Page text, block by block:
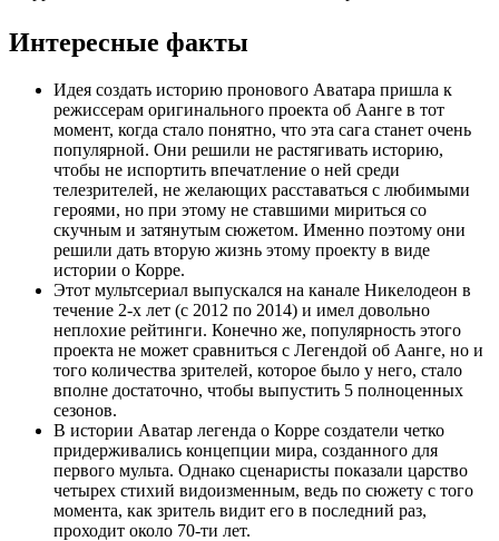
Интересные факты
Идея создать историю пронового Аватара пришла к
режиссерам оригинального проекта об Аанге в тот
момент, когда стало понятно, что эта сага станет очень
популярной. Они решили не растягивать историю,
чтобы не испортить впечатление о ней среди
телезрителей, не желающих расставаться с любимыми
героями, но при этому не ставшими мириться со
скучным и затянутым сюжетом. Именно поэтому они
решили дать вторую жизнь этому проекту в виде
истории о Корре.
Этот мультсериал выпускался на канале Никелодеон в
течение 2-х лет (с 2012 по 2014) и имел довольно
неплохие рейтинги. Конечно же, популярность этого
проекта не может сравниться с Легендой об Аанге, но и
того количества зрителей, которое было у него, стало
вполне достаточно, чтобы выпустить 5 полноценных
сезонов.
В истории Аватар легенда о Корре создатели четко
придерживались концепции мира, созданного для
первого мульта. Однако сценаристы показали царство
четырех стихий видоизменным, ведь по сюжету с того
момента, как зритель видит его в последний раз,
проходит около 70-ти лет.